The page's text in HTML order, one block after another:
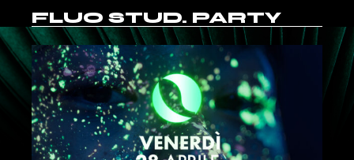
FLUO STUD. PARTY